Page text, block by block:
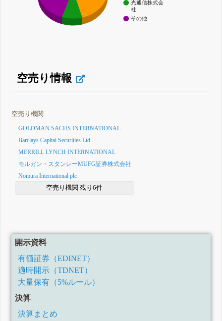
光通信株式会
社
その他
空売り情報
空売り機関
GOLDMAN SACHS INTERNATIONAL
Barclays Capital Securities Ltd
MERRILL LYNCH INTERNATIONAL
モルガン・スタンレーMUFG証券株式会社
Nomura International plc
空売り機関 残り6件
開示資料
有価証券（EDINET）
適時開示（TDNET）
大量保有（5%ルール）
決算
決算まとめ